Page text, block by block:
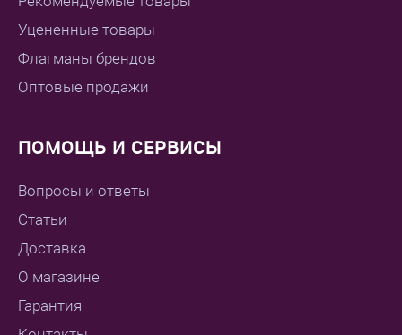
Уцененные товары
Флагманы брендов
Оптовые продажи
ПОМОЩЬ И СЕРВИСЫ
Вопросы и ответы
Статьи
Доставка
О магазине
Гарантия